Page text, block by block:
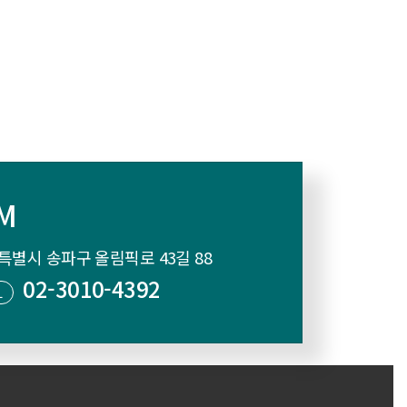
별시 송파구 올림픽로 43길 88
02-3010-4392